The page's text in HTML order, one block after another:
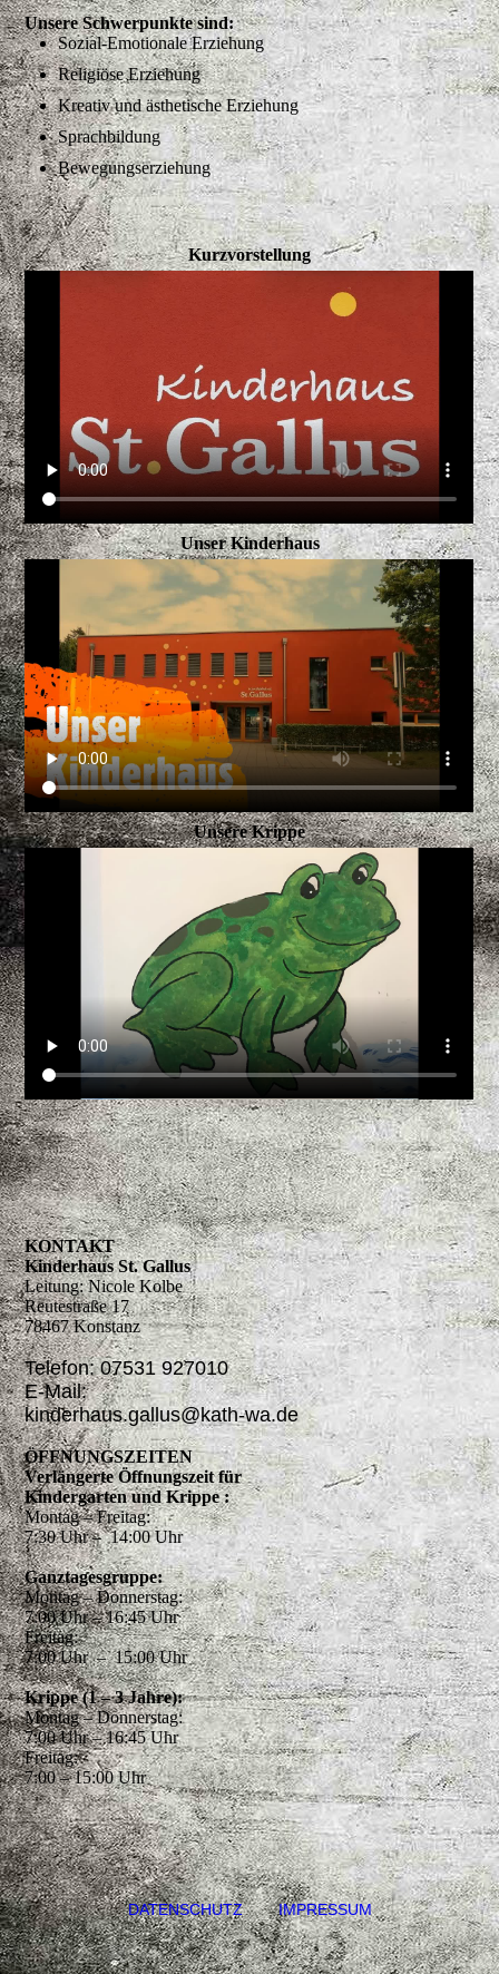
Unsere Schwerpunkte sind:
Sozial-Emotionale Erziehung
Religiöse Erziehung
Kreativ und ästhetische Erziehung
Sprachbildung
Bewegungserziehung
Kurzvorstellung
Unser Kinderhaus
Unsere Krippe
KONTAKT
Kinderhaus St. Gallus
Leitung: Nicole Kolbe
Reutestraße 17
78467 Konstanz
Telefon: 07531 927010
E-Mail:
kinderhaus.gallus@kath-wa.de
ÖFFNUNGSZEITEN
Verlängerte Öffnungszeit für
Kindergarten und Krippe :
Montag – Freitag:
7:30 Uhr – 14:00 Uhr
Ganztagesgruppe:
Montag – Donnerstag:
7:00 Uhr – 16:45 Uhr
Freitag:
7:00 Uhr – 15:00 Uhr
Krippe (1 – 3 Jahre):
Montag – Donnerstag:
7:00 Uhr – 16:45 Uhr
Freitag:
7:00 – 15:00 Uhr
DATENSCHUTZ IMPRESSUM